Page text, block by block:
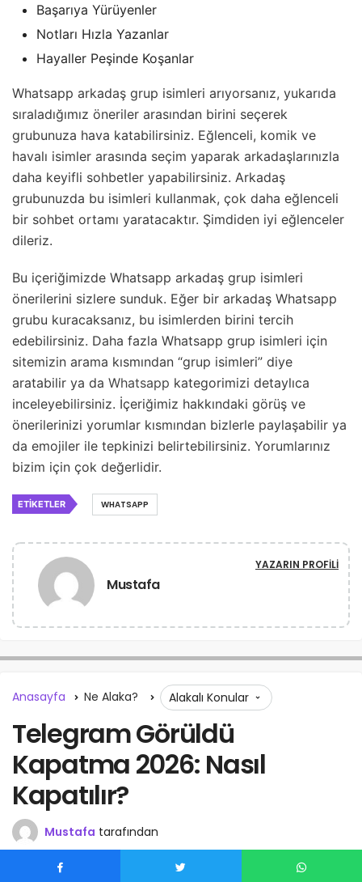
Başarıya Yürüyenler
Notları Hızla Yazanlar
Hayaller Peşinde Koşanlar
Whatsapp arkadaş grup isimleri arıyorsanız, yukarıda
sıraladığımız öneriler arasından birini seçerek
grubunuza hava katabilirsiniz. Eğlenceli, komik ve
havalı isimler arasında seçim yaparak arkadaşlarınızla
daha keyifli sohbetler yapabilirsiniz. Arkadaş
grubunuzda bu isimleri kullanmak, çok daha eğlenceli
bir sohbet ortamı yaratacaktır. Şimdiden iyi eğlenceler
dileriz.
Bu içeriğimizde Whatsapp arkadaş grup isimleri
önerilerini sizlere sunduk. Eğer bir arkadaş Whatsapp
grubu kuracaksanız, bu isimlerden birini tercih
edebilirsiniz. Daha fazla Whatsapp grup isimleri için
sitemizin arama kısmından “grup isimleri” diye
aratabilir ya da Whatsapp kategorimizi detaylıca
inceleyebilirsiniz. İçeriğimiz hakkındaki görüş ve
önerilerinizi yorumlar kısmından bizlerle paylaşabilir ya
da emojiler ile tepkinizi belirtebilirsiniz. Yorumlarınız
bizim için çok değerlidir.
ETIKETLER WHATSAPP
Mustafa
YAZARIN PROFILI
Anasayfa Ne Alaka? Alakalı Konular
Telegram Görüldü
Kapatma 2026: Nasıl
Kapatılır?
Mustafa tarafından